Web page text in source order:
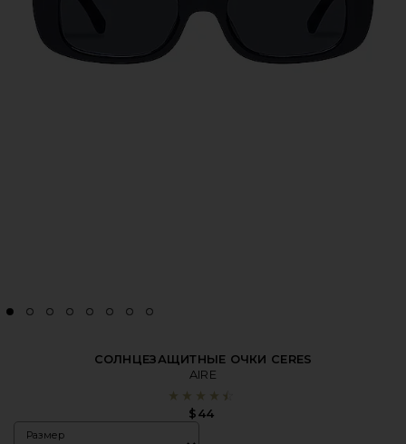
СОЛНЦЕЗАЩИТНЫЕ ОЧКИ CERES
AIRE
$44
Размер